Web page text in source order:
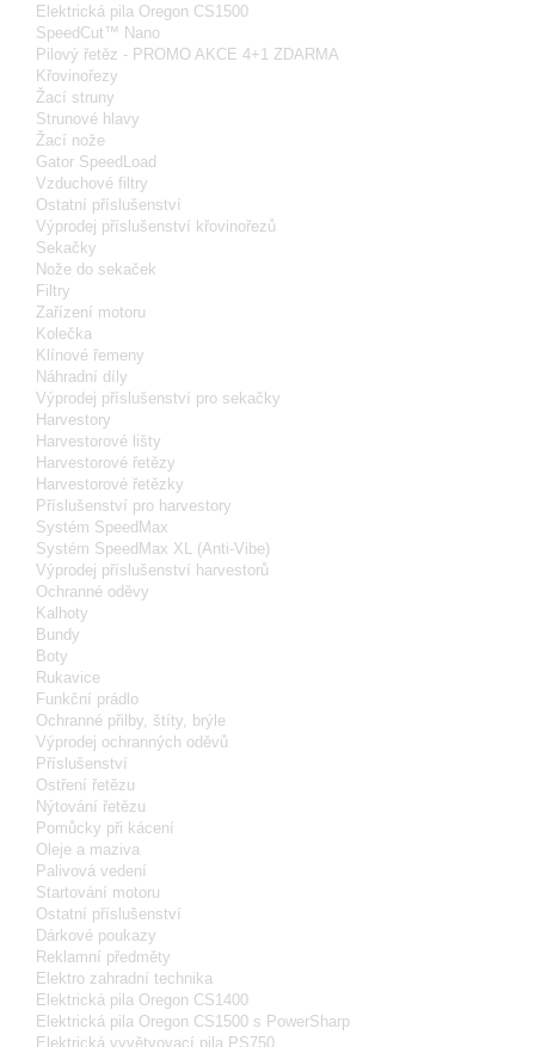
Elektrická pila Oregon CS1500
SpeedCut™ Nano
Pilový řetěz - PROMO AKCE 4+1 ZDARMA
Křovinořezy
Žací struny
Strunové hlavy
Žací nože
Gator SpeedLoad
Vzduchové filtry
Ostatní příslušenství
Výprodej příslušenství křovinořezů
Sekačky
Nože do sekaček
Filtry
Zařízení motoru
Kolečka
Klínové řemeny
Náhradní díly
Výprodej příslušenství pro sekačky
Harvestory
Harvestorové lišty
Harvestorové řetězy
Harvestorové řetězky
Příslušenství pro harvestory
Systém SpeedMax
Systém SpeedMax XL (Anti-Vibe)
Výprodej příslušenství harvestorů
Ochranné oděvy
Kalhoty
Bundy
Boty
Rukavice
Funkční prádlo
Ochranné přilby, štíty, brýle
Výprodej ochranných oděvů
Příslušenství
Ostření řetězu
Nýtování řetězu
Pomůcky při kácení
Oleje a maziva
Palivová vedení
Startování motoru
Ostatní příslušenství
Dárkové poukazy
Reklamní předměty
Elektro zahradní technika
Elektrická pila Oregon CS1400
Elektrická pila Oregon CS1500 s PowerSharp
Elektrická vyvětvovací pila PS750